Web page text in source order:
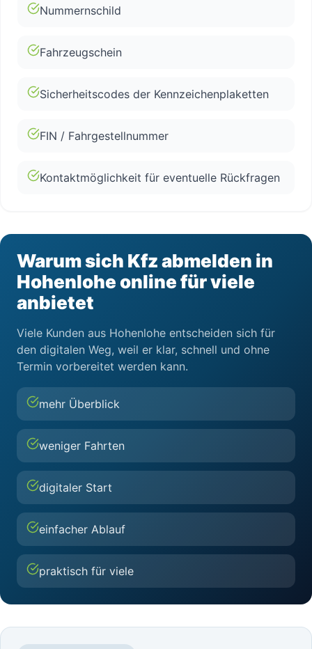
Nummernschild
Fahrzeugschein
Sicherheitscodes der Kennzeichenplaketten
FIN / Fahrgestellnummer
Kontaktmöglichkeit für eventuelle Rückfragen
Warum sich Kfz abmelden in
Hohenlohe online für viele
anbietet
Viele Kunden aus Hohenlohe entscheiden sich für
den digitalen Weg, weil er klar, schnell und ohne
Termin vorbereitet werden kann.
mehr Überblick
weniger Fahrten
digitaler Start
einfacher Ablauf
praktisch für viele